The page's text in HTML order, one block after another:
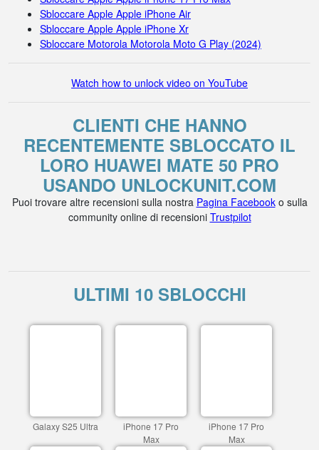
Sbloccare Apple Apple iPhone Air
Sbloccare Apple Apple iPhone Xr
Sbloccare Motorola Motorola Moto G Play (2024)
Watch how to unlock video on YouTube
CLIENTI CHE HANNO
RECENTEMENTE SBLOCCATO IL
LORO HUAWEI MATE 50 PRO
USANDO UNLOCKUNIT.COM
Puoi trovare altre recensioni sulla nostra Pagina Facebooko sulla
community online di recensioni Trustpilot
ULTIMI 10 SBLOCCHI
Galaxy S25 Ultra
iPhone 17 Pro
Max
iPhone 17 Pro
Max